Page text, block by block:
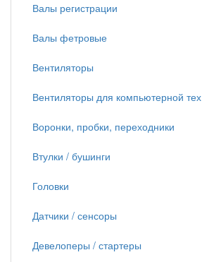
Валы регистрации
Валы фетровые
Вентиляторы
Вентиляторы для компьютерной тех
Воронки, пробки, переходники
Втулки / бушинги
Головки
Датчики / сенсоры
Девелоперы / стартеры